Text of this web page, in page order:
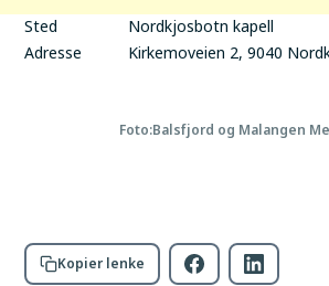
Sted
Nordkjosbotn kapell
Adresse
Kirkemoveien 2, 9040
Foto:Balsfjord og Malangen
Kopier lenke